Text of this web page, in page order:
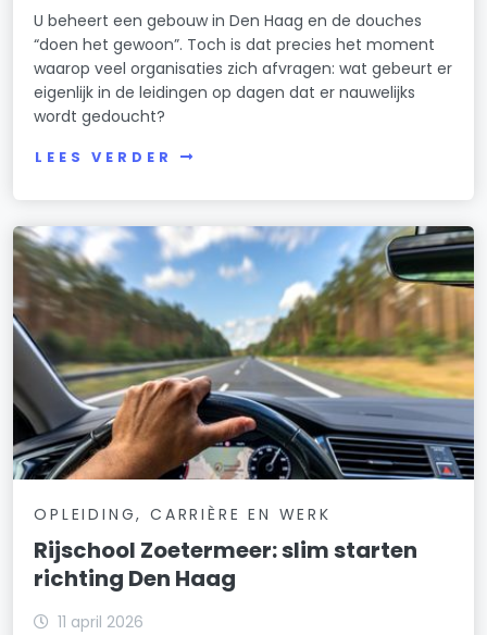
U beheert een gebouw in Den Haag en de douches
“doen het gewoon”. Toch is dat precies het moment
waarop veel organisaties zich afvragen: wat gebeurt er
eigenlijk in de leidingen op dagen dat er nauwelijks
wordt gedoucht?
LEES VERDER
OPLEIDING, CARRIÈRE EN WERK
Rijschool Zoetermeer: slim starten
richting Den Haag
11 april 2026